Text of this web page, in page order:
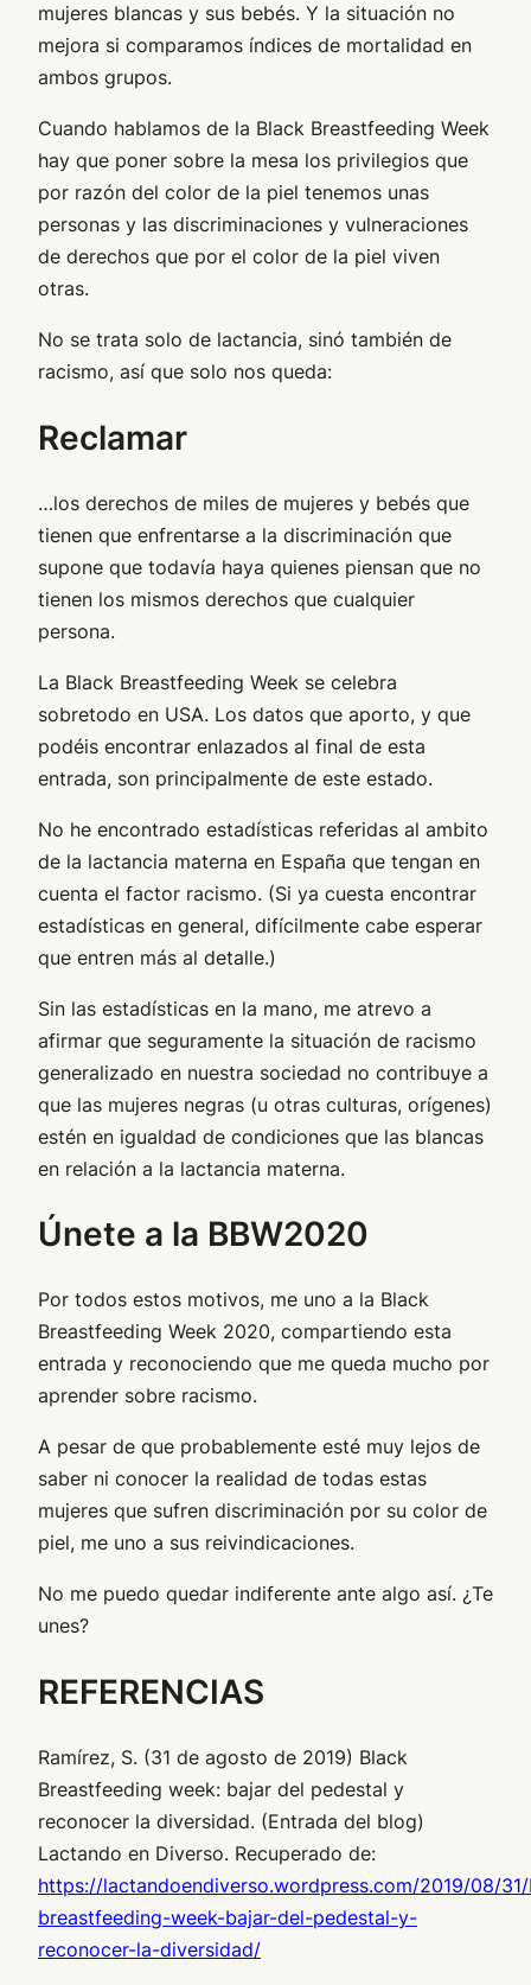
mujeres blancas y sus bebés. Y la situación no
mejora si comparamos índices de mortalidad en
ambos grupos.
Cuando hablamos de la Black Breastfeeding Week
hay que poner sobre la mesa los privilegios que
por razón del color de la piel tenemos unas
personas y las discriminaciones y vulneraciones
de derechos que por el color de la piel viven
otras.
No se trata solo de lactancia, sinó también de
racismo, así que solo nos queda:
Reclamar
…los derechos de miles de mujeres y bebés que
tienen que enfrentarse a la discriminación que
supone que todavía haya quienes piensan que no
tienen los mismos derechos que cualquier
persona.
La Black Breastfeeding Week se celebra
sobretodo en USA. Los datos que aporto, y que
podéis encontrar enlazados al final de esta
entrada, son principalmente de este estado.
No he encontrado estadísticas referidas al ambito
de la lactancia materna en España que tengan en
cuenta el factor racismo. (Si ya cuesta encontrar
estadísticas en general, difícilmente cabe esperar
que entren más al detalle.)
Sin las estadísticas en la mano, me atrevo a
afirmar que seguramente la situación de racismo
generalizado en nuestra sociedad no contribuye a
que las mujeres negras (u otras culturas, orígenes)
estén en igualdad de condiciones que las blancas
en relación a la lactancia materna.
Únete a la BBW2020
Por todos estos motivos, me uno a la Black
Breastfeeding Week 2020, compartiendo esta
entrada y reconociendo que me queda mucho por
aprender sobre racismo.
A pesar de que probablemente esté muy lejos de
saber ni conocer la realidad de todas estas
mujeres que sufren discriminación por su color de
piel, me uno a sus reivindicaciones.
No me puedo quedar indiferente ante algo así. ¿Te
unes?
REFERENCIAS
Ramírez, S. (31 de agosto de 2019) Black
Breastfeeding week: bajar del pedestal y
reconocer la diversidad. (Entrada del blog)
Lactando en Diverso. Recuperado de:
https://lactandoendiverso.wordpress.com/2019/08/
breastfeeding-week-bajar-del-pedestal-y-
reconocer-la-diversidad/